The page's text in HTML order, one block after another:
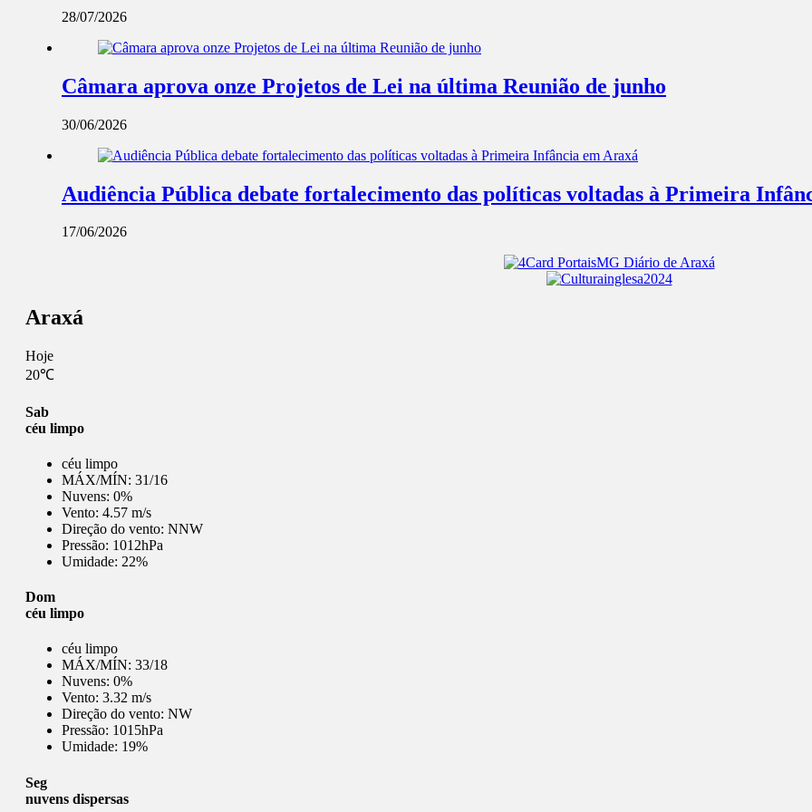
28/07/2026
Câmara aprova onze Projetos de Lei na última Reunião de junho
30/06/2026
Audiência Pública debate fortalecimento das políticas voltadas à Primeira
17/06/2026
Araxá
Hoje
20℃
Sab
céu limpo
céu limpo
MÁX/MÍN: 31/16
Nuvens: 0%
Vento: 4.57 m/s
Direção do vento: NNW
Pressão: 1012hPa
Umidade: 22%
Dom
céu limpo
céu limpo
MÁX/MÍN: 33/18
Nuvens: 0%
Vento: 3.32 m/s
Direção do vento: NW
Pressão: 1015hPa
Umidade: 19%
Seg
nuvens dispersas